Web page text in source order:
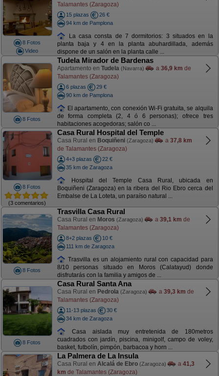
8 Fotos
Video
Talamantes (Zaragoza)
15 plazas
26 €
94 km de Pamplona
La casa consta de 7 dormitorios: 3 situados en la
planta baja y 4 en la planta abuhardillada, además
dispone de un salón en la planta calle ...
8 Fotos
Tudela Mirador de Bardenas
Apartamento en Tudela (Navarra) a 36,9 km de
Talamantes (Zaragoza)
6 plazas
29 €
90 km de Pamplona
El apartamento, con conexión Wi-Fi gratuita, se alquila
de forma completa (2, 4 ó 6 personas); ofrece tres
habitaciones acogedoras; salón co ...
8 Fotos
(3 comentarios)
Casa Rural Hospital del Temple
Casa Rural en Boquiñeni (Zaragoza) a 37,8 km
de Talamantes (Zaragoza)
4+3 plazas
22 €
35 km de Zaragoza
Hospital del Temple Casa Rural, ubicada en
Boquiñeni (Zaragoza) en la ribera del Rio Ebro cerca del
Embalse de La Loteta, un paraíso natural ...
8 Fotos
Trasvilla Casa Rural
Casa Rural en Moros (Zaragoza) a 39,1 km de
Talamantes (Zaragoza)
8+2 plazas
10 €
111 km de Zaragoza
Trasvilla es un alojamiento rural con capacidad para
8/10 personas situado en Moros (Calatayud) donde
disfrutarás con la familia y amigos de ...
8 Fotos
Casa Rural Santa Ana
Casa Rural en Pedrola (Zaragoza) a 39,3 km de
Talamantes (Zaragoza)
11-13 plazas
30 €
34 km de Zaragoza
Casa aislada muy entretenida de 180metros
cuadrados con jardín, piscina, minigolf, campo de voley,
basket, futbolín, pimpón, barbacoa y horn ...
La Palmera de La Insula
Casa Rural en Alcalá de Ebro (Zaragoza) a 41,3
km de Talamantes (Zaragoza)